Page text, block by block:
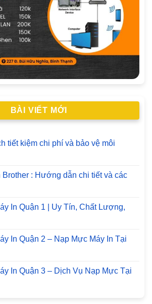
BÀI VIẾT MỚI
tiết kiệm chi phí và bảo vệ môi
: Hướng dẫn chi tiết và các
In Quận 1 | Uy Tín, Chất Lượng,
In Quận 2 – Nạp Mực Máy In Tại
In Quận 3 – Dịch Vụ Nạp Mực Tại